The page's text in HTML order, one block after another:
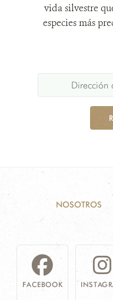
vida silvestre
especies más
NOSOTROS
FACEBOOK